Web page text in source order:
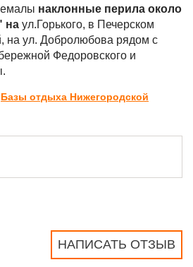
наклонные перила около
на ул.Горького, в Печерском
на ул. Добролюбова рядом с
Федоровского и
Базы отдыха Нижегородской
НАПИСАТЬ ОТЗЫВ